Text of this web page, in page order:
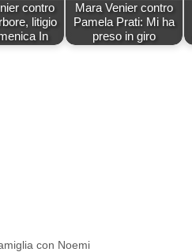
contro
litigio
In
Mara Venier contro
Pamela Prati: Mi ha
preso in giro
con Noemi